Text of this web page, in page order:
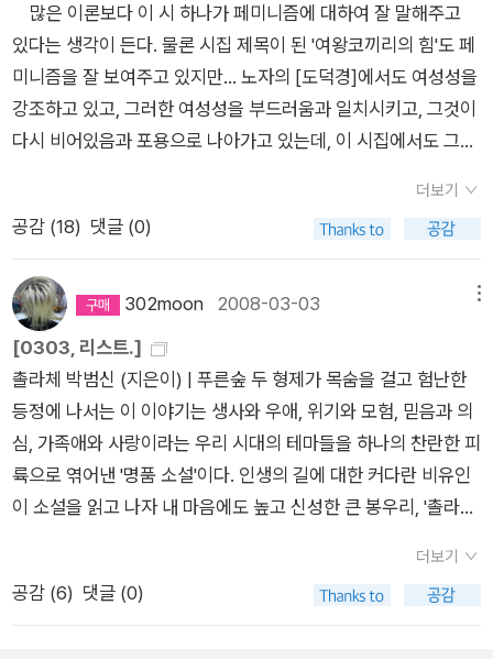
많은 이론보다 이 시 하나가 페미니즘에 대하여 잘 말해주고
있다는 생각이 든다. 물론 시집 제목이 된 '여왕코끼리의 힘'도 페
미니즘을 잘 보여주고 있지만... 노자의 [도덕경]에서도 여성성을
강조하고 있고, 그러한 여성성을 부드러움과 일치시키고, 그것이
다시 비어있음과 포용으로 나아가고 있는데, 이 시집에서도 그러
배제를 전제로 하고 있을지도 모른다. 약한 것들을 배제하고, 또
는 드러나지 않게 하는 사회. 그래서 강함은 딱딱함과 연결이 되
추구하게 되는 경우가 많다. 도덕경에서도 그런 말이 나온다고
기억하고 있는데, 단단함은 곧 죽음이라고. 이걸 우리 생각에 연
결시키면 사고의 경직성은 생각의 죽음이니, 이런 사람들이 권력
을 잡으면 그 사회는 다양성을 용납하지 못하는 사회가 된다고.
그리고 이런 사회는 여성성을 추구하는 사회와는 다른 사회라고.
이 시집에 실린 '연금로(練金爐)'라는 시를 보면 여성성이 추구
하는 방향이 무엇인지, 그러한 여성성이 실현되지 않는 세계에서
어떤 일이 일어나는지를 알 수 있다. 어떤 이론서보다도 더 명확
하게 이이해할 수 있게 된다. 시를 보자. 연금로(練金爐)여자
가 여자에게로 면면히 물려주는 유품입니다티라노사우루스의 이
빨이 들어갑니다칭기즈칸의 창, 나폴레옹의 칼,히틀러의 전자포,
더보기
공감 (18) 댓글 (0)
302moon 2008-03-03
[0303, 리스트.]
촐라체 박범신 (지은이) | 푸른숲 두 형제가 목숨을 걸고 험난한
등정에 나서는 이 이야기는 생사와 우애, 위기와 모험, 믿음과 의
심, 가족애와 사랑이라는 우리 시대의 테마들을 하나의 찬란한 피
륙으로 엮어낸 '명품 소설'이다. 인생의 길에 대한 커다란 비유인
이 소설을 읽고 나자 내 마음에도 높고 신성한 큰 봉우리, '촐라
행>의 저자): 소설가 분과 이웃을 맺어놓고, 제대로 찾아가서 글
을 읽지는 못했다. 컴퓨터 앞에 앉아 진득하니 글을 읽을 수 있는
더보기
공감 (6) 댓글 (0)